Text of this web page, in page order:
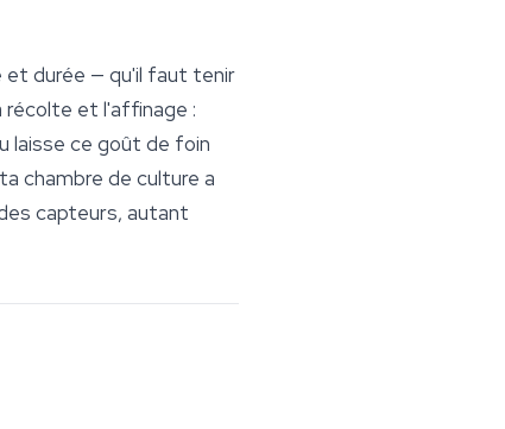
et durée — qu'il faut tenir
récolte et l'affinage :
laisse ce goût de foin
chambre de culture a
capteurs, autant